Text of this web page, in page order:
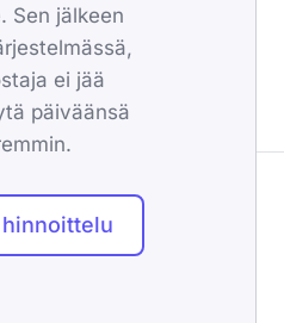
Sen jälkeen
ei jää
päiväänsä
hinnoittelu